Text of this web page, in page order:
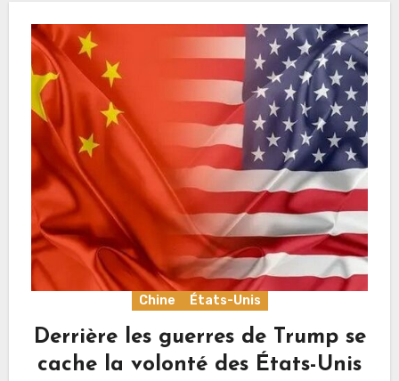
Chine États-Unis
Derrière les guerres de Trump se
cache la volonté des États-Unis